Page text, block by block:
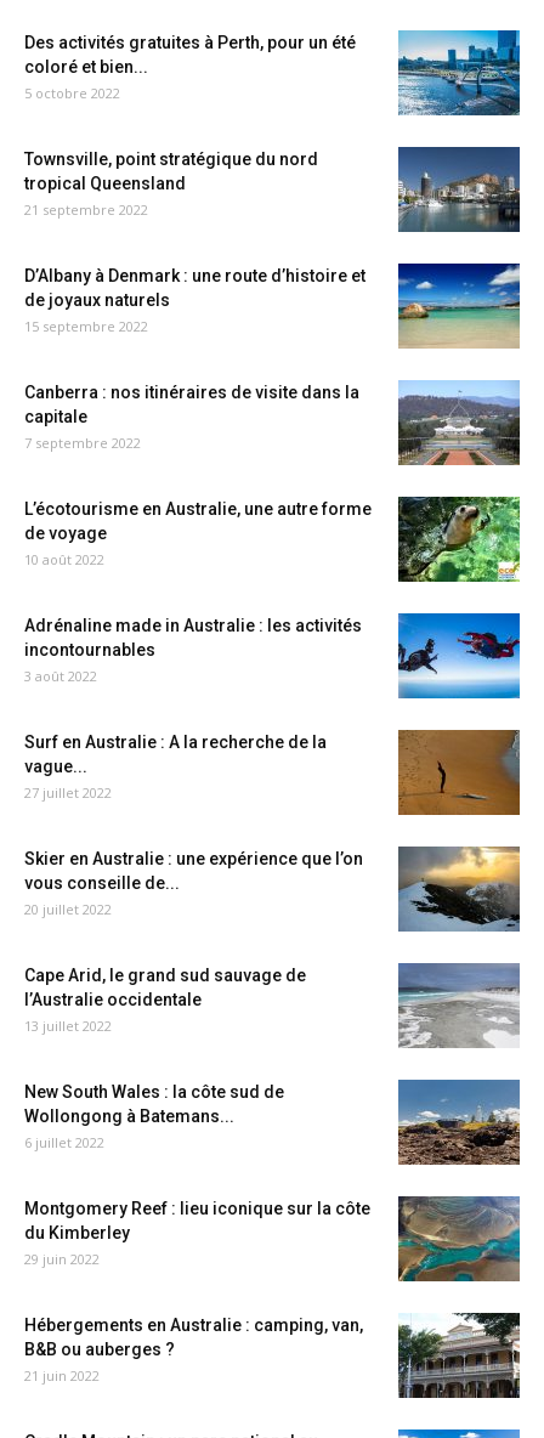
Des activités gratuites à Perth, pour un été
coloré et bien...
5 octobre 2022
Townsville, point stratégique du nord
tropical Queensland
21 septembre 2022
D’Albany à Denmark : une route d’histoire et
de joyaux naturels
15 septembre 2022
Canberra : nos itinéraires de visite dans la
capitale
7 septembre 2022
L’écotourisme en Australie, une autre forme
de voyage
10 août 2022
Adrénaline made in Australie : les activités
incontournables
3 août 2022
Surf en Australie : A la recherche de la
vague...
27 juillet 2022
Skier en Australie : une expérience que l’on
vous conseille de...
20 juillet 2022
Cape Arid, le grand sud sauvage de
l’Australie occidentale
13 juillet 2022
New South Wales : la côte sud de
Wollongong à Batemans...
6 juillet 2022
Montgomery Reef : lieu iconique sur la côte
du Kimberley
29 juin 2022
Hébergements en Australie : camping, van,
B&B ou auberges ?
21 juin 2022